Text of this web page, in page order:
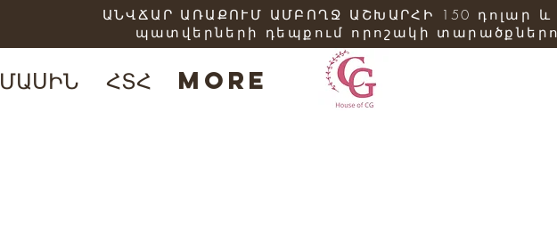
ՄԱՍԻՆ ՀՏՀ More
ԱՆՎՃԱՐ ԱՌԱՔՈՒՄ ԱՄԲՈՂՋ ԱՇԽԱՐՀԻ 150 դոլար և
պատվերների դեպքում որոշակի